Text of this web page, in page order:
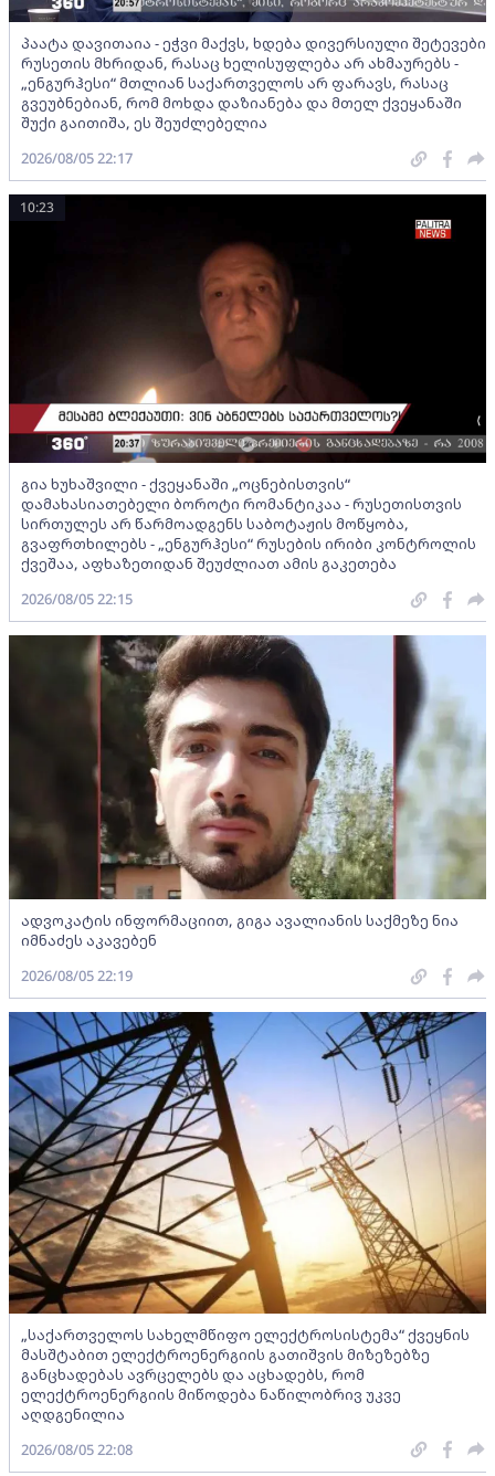
პაატა დავითაია - ეჭვი მაქვს, ხდება დივერსიული შეტევები
რუსეთის მხრიდან, რასაც ხელისუფლება არ ახმაურებს -
„ენგურჰესი“ მთლიან საქართველოს არ ფარავს, რასაც
გვეუბნებიან, რომ მოხდა დაზიანება და მთელ ქვეყანაში
შუქი გაითიშა, ეს შეუძლებელია
2026/08/05 22:17
გია ხუხაშვილი - ქვეყანაში „ოცნებისთვის“
დამახასიათებელი ბოროტი რომანტიკაა - რუსეთისთვის
სირთულეს არ წარმოადგენს საბოტაჟის მოწყობა,
გვაფრთხილებს - „ენგურჰესი“ რუსების ირიბი კონტროლის
ქვეშაა, აფხაზეთიდან შეუძლიათ ამის გაკეთება
10:23
2026/08/05 22:15
ადვოკატის ინფორმაციით, გიგა ავალიანის საქმეზე ნია
იმნაძეს აკავებენ
2026/08/05 22:19
„საქართველოს სახელმწიფო ელექტროსისტემა“ ქვეყნის
მასშტაბით ელექტროენერგიის გათიშვის მიზეზებზე
განცხადებას ავრცელებს და აცხადებს, რომ
ელექტროენერგიის მიწოდება ნაწილობრივ უკვე
აღდგენილია
2026/08/05 22:08